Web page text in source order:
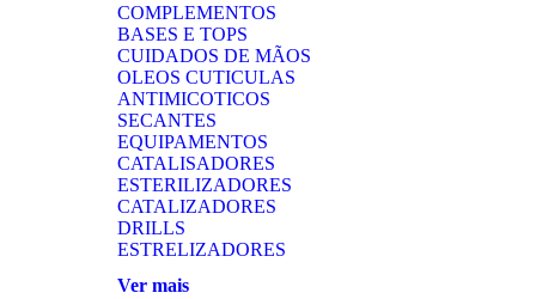
COMPLEMENTOS
BASES E TOPS
CUIDADOS DE MÃOS
OLEOS CUTICULAS
ANTIMICOTICOS
SECANTES
EQUIPAMENTOS
CATALISADORES
ESTERILIZADORES
CATALIZADORES
DRILLS
ESTRELIZADORES
Ver mais